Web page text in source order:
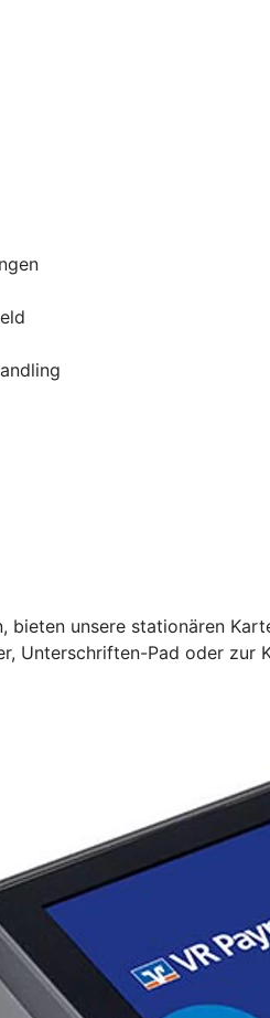
bieten unsere stationären
Unterschriften-Pad oder zur